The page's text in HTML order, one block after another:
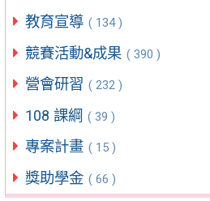
教育宣導 ( 134 )
競賽活動&成果 ( 390 )
營會研習 ( 232 )
108 課綱 ( 39 )
專案計畫 ( 15 )
獎助學金 ( 66 )